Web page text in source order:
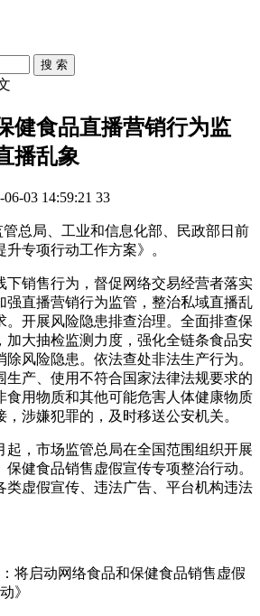
搜 索
健食品直播营销行为监
播乱象
06-03 14:59:21 33
总局、工业和信息化部、民政部日前
专项行动工作方案》。
下销售行为，督促网络交易经营者落实
强直播营销行为监管，整治私域直播乱
。开展风险隐患排查治理。全面排查保
加大抽检监测力度，强化全链条食品安
风险隐患。依法查处非法生产行为。
生产、使用不符合国家法律法规要求的
食用物质和其他可能危害人体健康物质
涉嫌犯罪的，及时移送公安机关。
起，市场监管总局在全国范围组织开展
健食品销售虚假宣传专项整治行动。
类虚假宣传、违法广告、平台机构违法
：将启动网络食品和保健食品销售虚假
》